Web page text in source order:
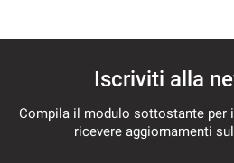
Iscriviti alla
Compila il modulo sottostante per
ricevere aggiornamenti